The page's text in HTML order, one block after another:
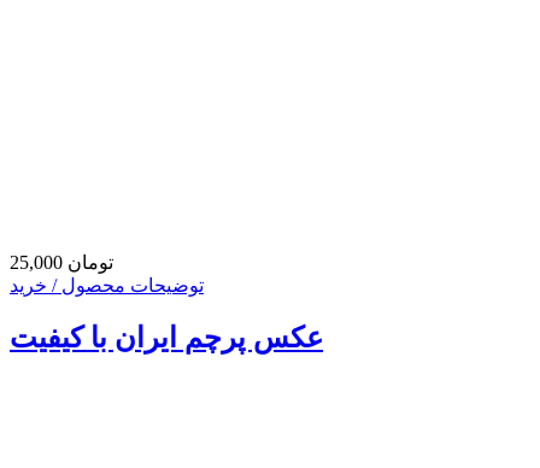
25,000 تومان
توضیحات محصول / خرید
عکس پرچم ایران با کیفیت